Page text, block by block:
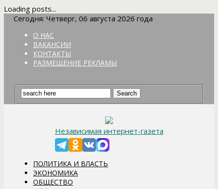
Loading posts...
Сегодня: Четверг, 06 августа 2026 года
О НАС
ВАКАНСИИ
КОНТАКТЫ
РАЗМЕЩЕНИЕ РЕКЛАМЫ
Независимая интернет-газета
ПОЛИТИКА И ВЛАСТЬ
ЭКОНОМИКА
ОБЩЕСТВО